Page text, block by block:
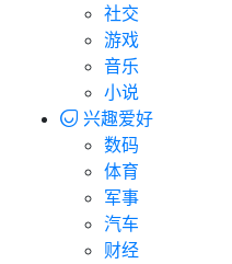
社交
游戏
音乐
小说
兴趣爱好
数码
体育
军事
汽车
财经